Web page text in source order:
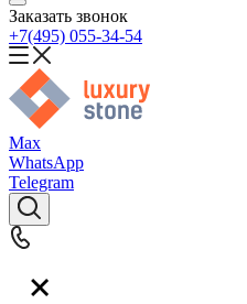
Заказать звонок
+7(495) 055-34-54
Max
WhatsApp
Telegram